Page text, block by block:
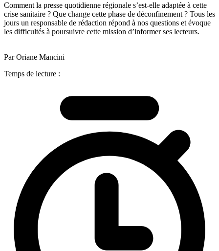
Comment la presse quotidienne régionale s’est-elle adaptée à cette
crise sanitaire ? Que change cette phase de déconfinement ? Tous les
jours un responsable de rédaction répond à nos questions et évoque
les difficultés à poursuivre cette mission d’informer ses lecteurs.
Par Oriane Mancini
Temps de lecture :